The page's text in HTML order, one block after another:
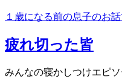
１歳になる前の息子のお
疲れ切った皆
みんなの寝かしつけエピソ